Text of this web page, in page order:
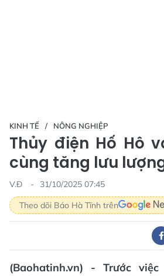
KINH TẾ NÔNG NGHIỆP
Thủy điện Hố Hô
cùng tăng lưu
V.Đ
31/10/2025 07:45
Theo dõi Báo Hà Tĩnh trên
(Baohatinh.vn) - Trước